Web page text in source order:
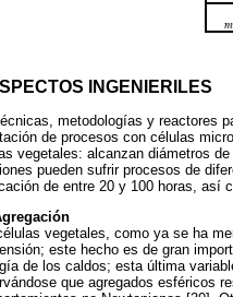
INGENIERILES
metodologías y reactores
de procesos con células
vegetales: alcanzan diámetros
pueden sufrir procesos de
de entre 20 y 100 horas, así
vegetales, como ya se ha
este hecho es de gran
de los caldos; esta última
que agregados esféricos